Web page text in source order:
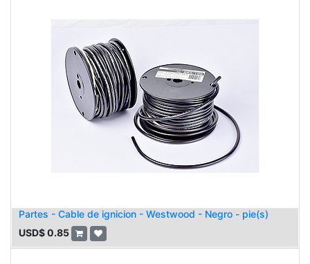
Partes - Cable de ignicion - Westwood - Negro - pie(s)
USD$0.85